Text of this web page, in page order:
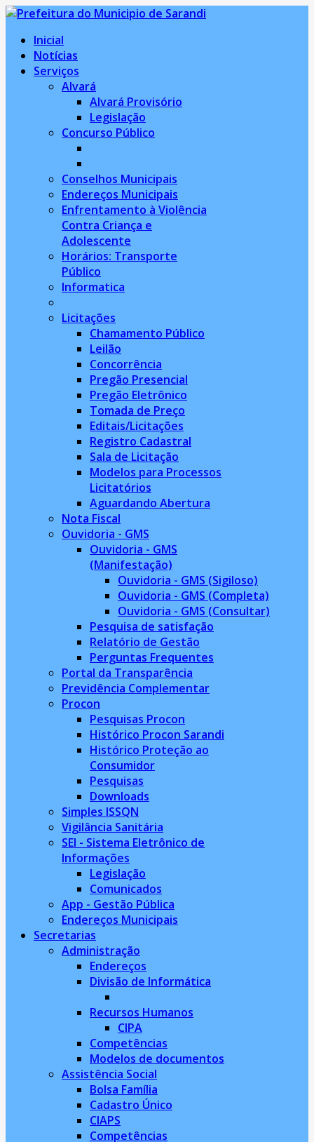
Inicial
Notícias
Serviços
Alvará
Alvará Provisório
Legislação
Concurso Público
Conselhos Municipais
Endereços Municipais
Enfrentamento à Violência
Contra Criança e
Adolescente
Horários: Transporte
Público
Informatica
Licitações
Chamamento Público
Leilão
Concorrência
Pregão Presencial
Pregão Eletrônico
Tomada de Preço
Editais/Licitações
Registro Cadastral
Sala de Licitação
Modelos para Processos
Licitatórios
Aguardando Abertura
Nota Fiscal
Ouvidoria - GMS
Ouvidoria - GMS
(Manifestação)
Ouvidoria - GMS (Sigiloso)
Ouvidoria - GMS (Completa)
Ouvidoria - GMS (Consultar)
Pesquisa de satisfação
Relatório de Gestão
Perguntas Frequentes
Portal da Transparência
Previdência Complementar
Procon
Pesquisas Procon
Histórico Procon Sarandi
Histórico Proteção ao
Consumidor
Pesquisas
Downloads
Simples ISSQN
Vigilância Sanitária
SEI - Sistema Eletrônico de
Informações
Legislação
Comunicados
App - Gestão Pública
Endereços Municipais
Secretarias
Administração
Endereços
Divisão de Informática
Recursos Humanos
CIPA
Competências
Modelos de documentos
Assistência Social
Bolsa Família
Cadastro Único
CIAPS
Competências